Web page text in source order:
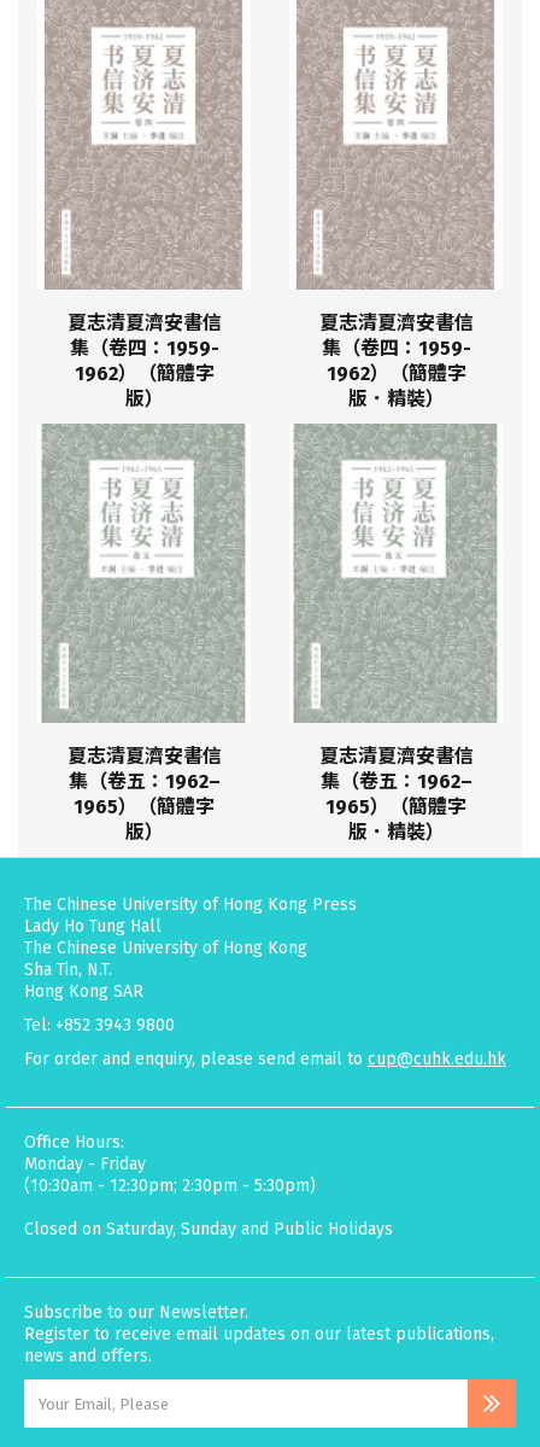
夏志清夏濟安書信
集（卷四：1959-
1962）（簡體字
版）
夏志清夏濟安書信
集（卷四：1959-
1962）（簡體字
版．精裝）
夏志清夏濟安書信
集（卷五：1962–
1965）（簡體字
版）
夏志清夏濟安書信
集（卷五：1962–
1965）（簡體字
版．精裝）
The Chinese University of Hong Kong Press
Lady Ho Tung Hall
The Chinese University of Hong Kong
Sha Tin, N.T.
Hong Kong SAR
Tel: +852 3943 9800
For order and enquiry, please send email to cup@cuhk.edu.hk
Office Hours:
Monday - Friday
(10:30am - 12:30pm; 2:30pm - 5:30pm)
Closed on Saturday, Sunday and Public Holidays
Subscribe to our Newsletter.
Register to receive email updates on our latest publications,
news and offers.